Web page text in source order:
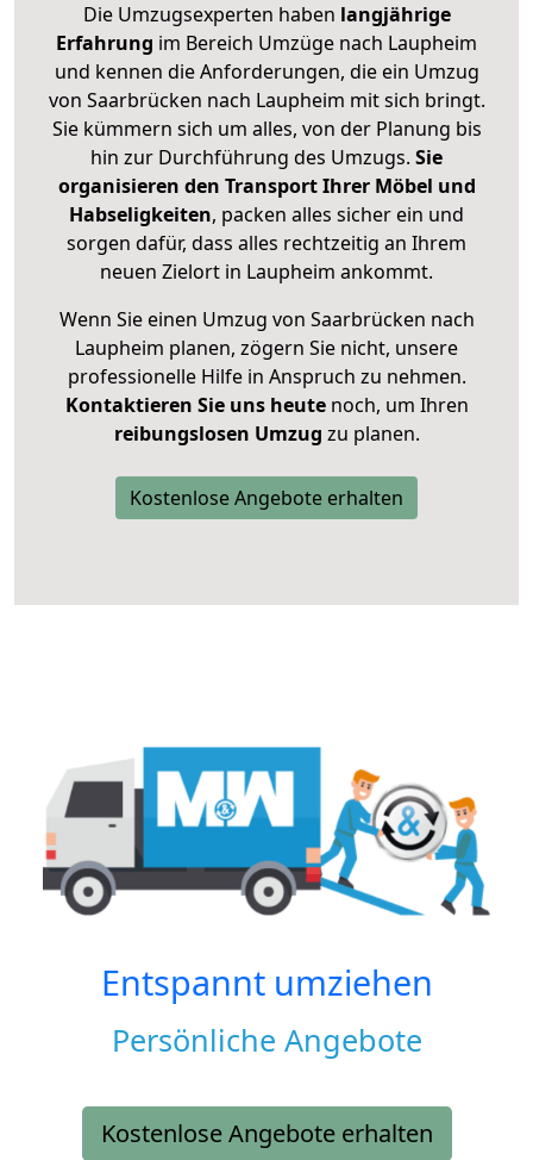
Die Umzugsexperten haben langjährige
Erfahrung im Bereich Umzüge nach Laupheim
und kennen die Anforderungen, die ein Umzug
von Saarbrücken nach Laupheim mit sich bringt.
Sie kümmern sich um alles, von der Planung bis
hin zur Durchführung des Umzugs. Sie
organisieren den Transport Ihrer Möbel und
Habseligkeiten, packen alles sicher ein und
sorgen dafür, dass alles rechtzeitig an Ihrem
neuen Zielort in Laupheim ankommt.
Wenn Sie einen Umzug von Saarbrücken nach
Laupheim planen, zögern Sie nicht, unsere
professionelle Hilfe in Anspruch zu nehmen.
Kontaktieren Sie uns heutenoch, um Ihren
reibungslosen Umzug zu planen.
Kostenlose Angebote erhalten
Entspannt umziehen
Persönliche Angebote
Kostenlose Angebote erhalten